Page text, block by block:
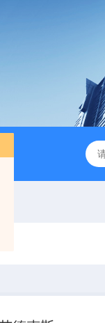
APS-7050E 交流电